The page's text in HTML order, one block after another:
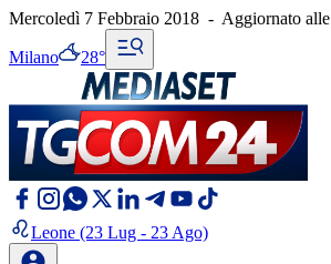
Mercoledì 7 Febbraio 2018 - Aggiornato alle
Milano 28°
Leone (23 Lug - 23 Ago)